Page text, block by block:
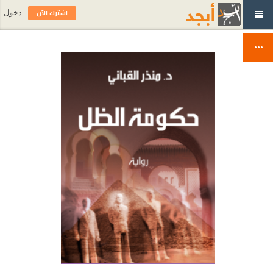
اشترك الآن دخول